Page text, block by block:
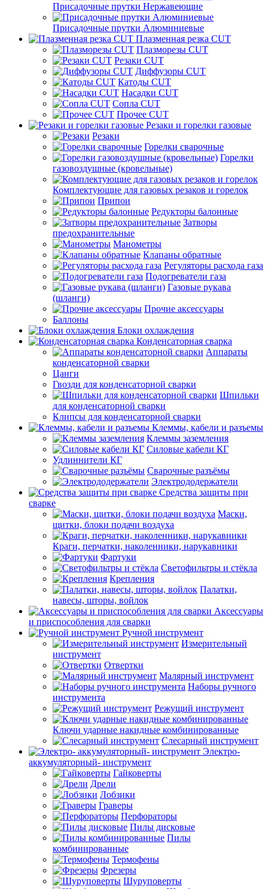
Присадочные прутки Нержавеющие
Присадочные прутки Алюминиевые
Плазменная резка CUT
Плазморезы CUT
Резаки CUT
Диффузоры CUT
Катоды CUT
Насадки CUT
Сопла CUT
Прочее CUT
Резаки и горелки газовые
Резаки
Горелки сварочные
Горелки
газовоздушные (кровельные)
Комплектующие для газовых резаков и горелок
Припои
Редукторы балонные
Затворы
предохранительные
Манометры
Клапаны обратные
Регуляторы расхода газа
Подогреватели газа
Газовые рукава
(шланги)
Прочие аксессуары
Баллоны
Блоки охлаждения
Конденсаторная сварка
Аппараты
конденсаторной сварки
Цанги
Гвозди для конденсаторной сварки
Шпильки
для конденсаторной сварки
Клипсы для конденсаторной сварки
Клеммы, кабели и разъемы
Клеммы заземления
Силовые кабели КГ
Удлиннители КГ
Сварочные разъёмы
Электрододержатели
Средства защиты при
сварке
Маски,
щитки, блоки подачи воздуха
Краги, перчатки, наколенники, нарукавники
Фартуки
Светофильтры и стёкла
Крепления
Палатки,
навесы, шторы, войлок
Аксессуары
и приспособления для сварки
Ручной инструмент
Измерительный
инструмент
Отвертки
Малярный инструмент
Наборы ручного
инструмента
Режущий инструмент
Ключи ударные накидные комбинированные
Слесарный инструмент
Электро-
аккумуляторный- инструмент
Гайковерты
Дрели
Лобзики
Граверы
Перфораторы
Пилы дисковые
Пилы
комбинированные
Термофены
Фрезеры
Шуруповерты